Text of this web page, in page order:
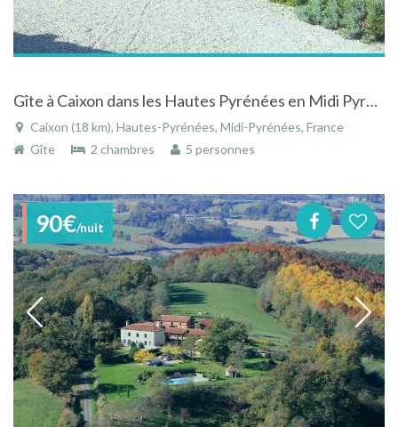
Gîte à Caixon dans les Hautes Pyrénées en Midi Pyrénées sur le territoire des Bigerri
Caixon (18 km), Hautes-Pyrénées, Midi-Pyrénées, France
Gîte
2 chambres 5 personnes
90€/nuit